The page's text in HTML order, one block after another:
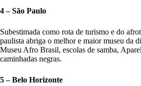
4 – São Paulo
Subestimada como rota de turismo e do
paulista abriga o melhor e maior museu da
Museu Afro Brasil, escolas de samba,
caminhadas negras.
5 – Belo Horizonte